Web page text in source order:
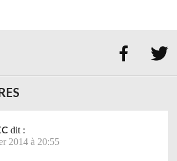
 
dit :
2014 à 20:55